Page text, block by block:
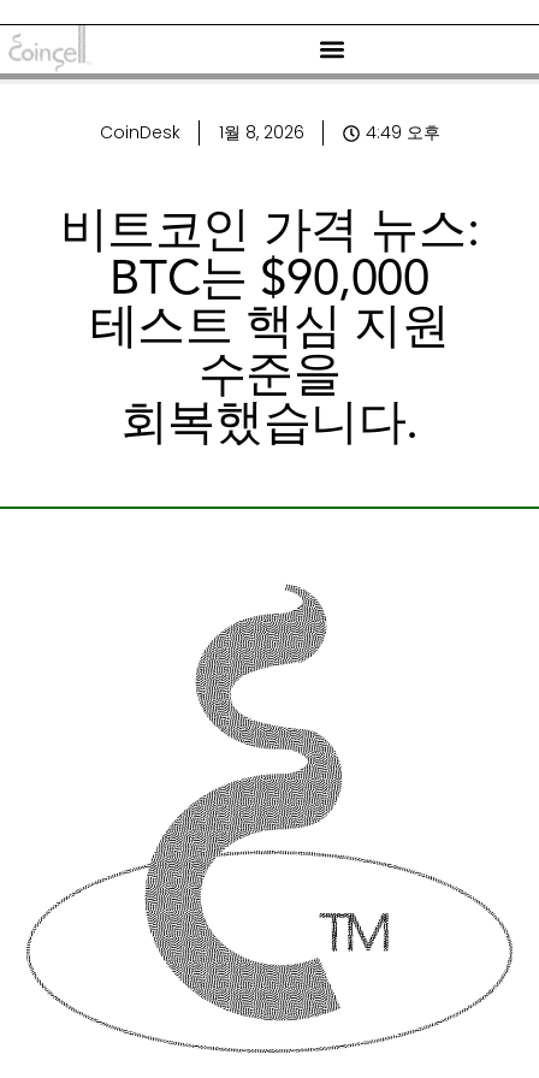
CoinDesk 1월 8, 2026 4:49 오후
비트코인 가격 뉴스:
BTC는 $90,000
테스트 핵심 지원
수준을
회복했습니다.